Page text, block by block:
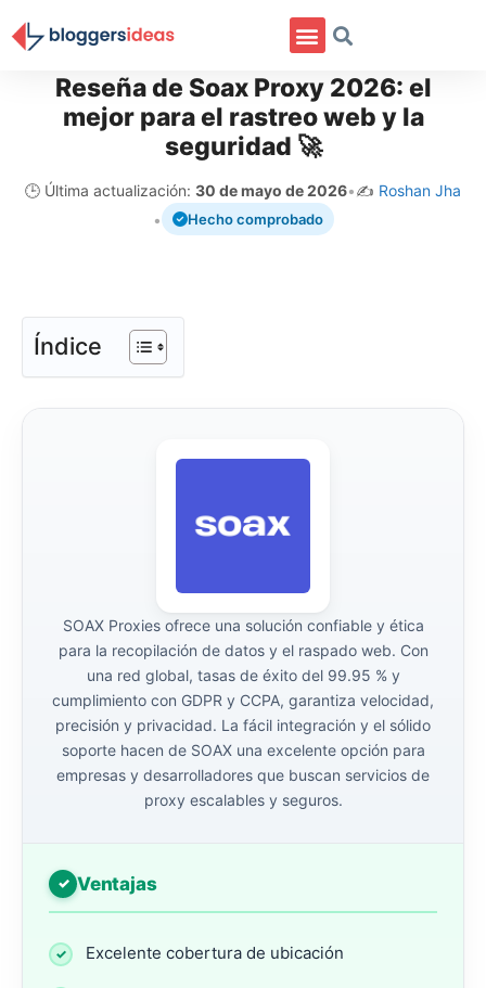
Reseña de Soax Proxy 2026: el
mejor para el rastreo web y la
seguridad 🚀
🕒 Última actualización: 30 de mayo de 2026•✍️ Roshan Jha
•
Hecho comprobado
Índice
SOAX Proxies ofrece una solución confiable y ética
para la recopilación de datos y el raspado web. Con
una red global, tasas de éxito del 99.95 % y
cumplimiento con GDPR y CCPA, garantiza velocidad,
precisión y privacidad. La fácil integración y el sólido
soporte hacen de SOAX una excelente opción para
empresas y desarrolladores que buscan servicios de
proxy escalables y seguros.
Ventajas
Excelente cobertura de ubicación